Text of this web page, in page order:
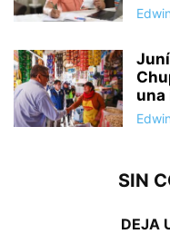
una
SIN
DEJA